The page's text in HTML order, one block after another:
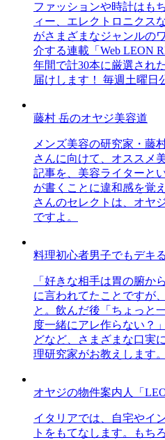
ファッションや時計はも
ィー、エレクトロニクス
がさまざまなジャンルの
介する連載「Web LEON
年間で計30本に厳選され
届けします！ 毎週土曜日
藤村 岳のオヤジ美容道
メンズ美容の研究家・藤
さんに向けて、オススメ
記事を、美容ライターと
が書くことに違和感を覚
さんのセレクトは、オヤ
ですよ。
料理初心者男子でもデキ
「好きな相手は胃の腑か
に言われてたことですが
と。飲んだ後「ちょっと
度一緒にアレ作らない？
どなど、さまざまな口実
理研究家がお教えします。
オヤジの物件案内人「
イタリアでは、自宅やイ
トをもてなします。もち